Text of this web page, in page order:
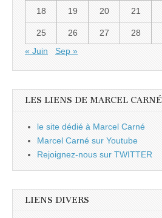
18 19 20 21
25 26 27 28
« Juin
Sep »
LES LIENS DE MARCEL CARNÉ
le site dédié à Marcel Carné
Marcel Carné sur Youtube
Rejoignez-nous sur TWITTER
LIENS DIVERS